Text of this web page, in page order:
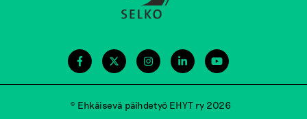
© Ehkäisevä päihdetyö EHYT ry 2026